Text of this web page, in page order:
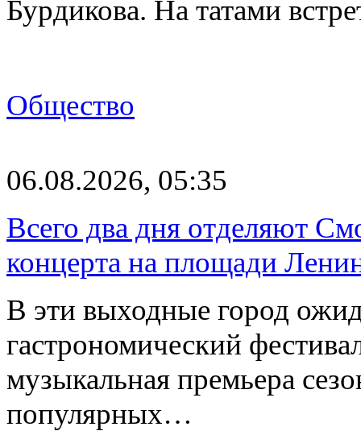
Бурдикова. На татами
Общество
06.08.2026, 05:35
Всего два дня отделяют
концерта на площади
В эти выходные город
гастрономический
музыкальная премьера
популярных…